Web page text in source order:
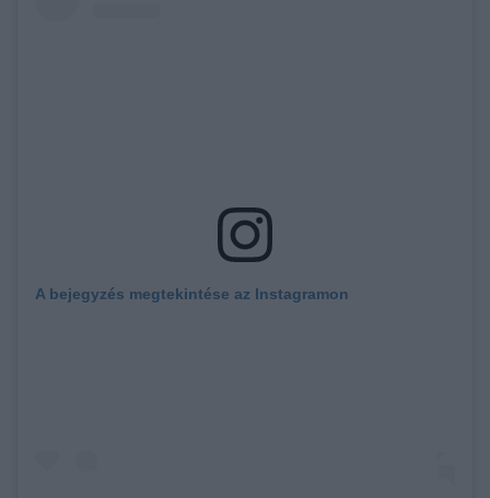
A bejegyzés megtekintése az Instagramon